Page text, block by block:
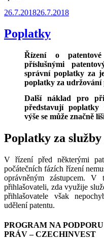
Publikováno
26.7.201826.7.2018
Poplatky
Řízení o
příslušnými
správní poplatky za
poplatky za udržování
Další náklad pro
představují poplatky
výše se může značně
Poplatky za služby
V řízení před některými
počátečních fázích řízení
oprávněným zástupcem.
přihlašovateli, zda využije
přihlašovatele však
udělení patentu.
PROGRAM NA
PRÁV – CZECHINVEST